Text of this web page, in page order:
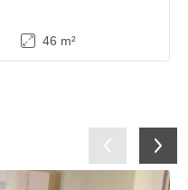
46 m²